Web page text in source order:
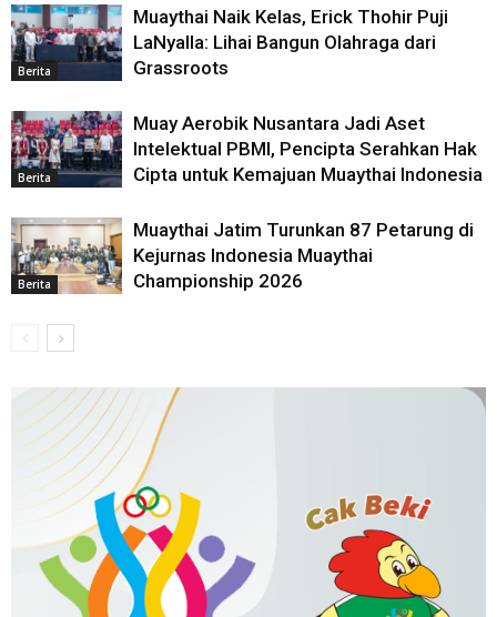
Berita
Muaythai Naik Kelas, Erick Thohir Puji
LaNyalla: Lihai Bangun Olahraga dari
Grassroots
Berita
Muay Aerobik Nusantara Jadi Aset
Intelektual PBMI, Pencipta Serahkan Hak
Cipta untuk Kemajuan Muaythai Indonesia
Berita
Muaythai Jatim Turunkan 87 Petarung di
Kejurnas Indonesia Muaythai
Championship 2026